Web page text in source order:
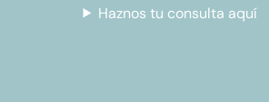
Haznos tu consulta aquí